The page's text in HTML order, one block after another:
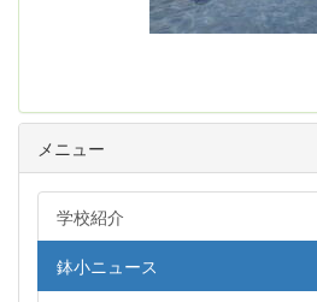
メニュー
学校紹介
鉢小ニュース